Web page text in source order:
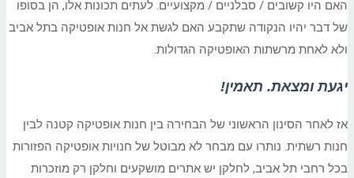
האם היו קשובים / סבלניים / מקצועיים. לעתים תכונות אלו, הן בסופו
של דבר יהיו הנקודה שתקבע האם לגשת אל חנות אופטיקה בתל אביב
ולא לאחת מרשתות האופטיקה הגדולות.
יגעת ומצאת. תאמין!
אז לאחר הסינון הראשוני של הבחירה בין חנות אופטיקה קטנה לבין
חנות רשתית. נותרו עם מבחר לא מבוטל של חנויות אופטיקה הפזורות
בכל רחבי תל אביב, לחלקן יש אתרים מושקעים וחלקן רק מוזכרות